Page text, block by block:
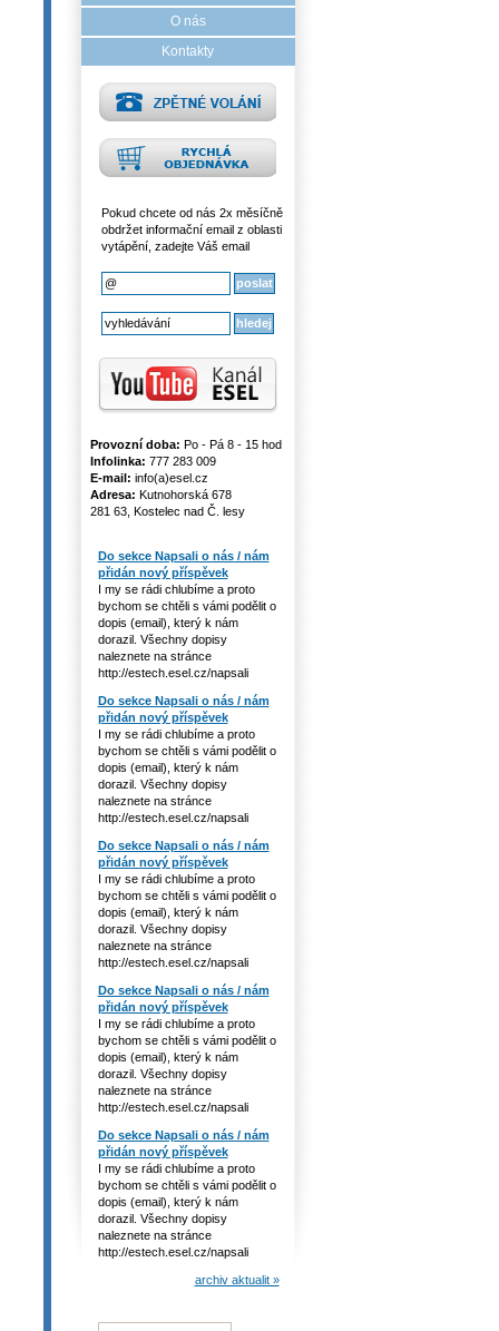
O nás
Kontakty
Pokud chcete od nás 2x měsíčně
obdržet informační email z oblasti
vytápění, zadejte Váš email
Provozní doba: Po - Pá 8 - 15 hod
Infolinka: 777 283 009
E-mail: info(a)esel.cz
Adresa: Kutnohorská 678
281 63, Kostelec nad Č. lesy
Do sekce Napsali o nás / nám
přidán nový příspěvek
I my se rádi chlubíme a proto
bychom se chtěli s vámi podělit o
dopis (email), který k nám
dorazil. Všechny dopisy
naleznete na stránce
http://estech.esel.cz/napsali
Do sekce Napsali o nás / nám
přidán nový příspěvek
I my se rádi chlubíme a proto
bychom se chtěli s vámi podělit o
dopis (email), který k nám
dorazil. Všechny dopisy
naleznete na stránce
http://estech.esel.cz/napsali
Do sekce Napsali o nás / nám
přidán nový příspěvek
I my se rádi chlubíme a proto
bychom se chtěli s vámi podělit o
dopis (email), který k nám
dorazil. Všechny dopisy
naleznete na stránce
http://estech.esel.cz/napsali
Do sekce Napsali o nás / nám
přidán nový příspěvek
I my se rádi chlubíme a proto
bychom se chtěli s vámi podělit o
dopis (email), který k nám
dorazil. Všechny dopisy
naleznete na stránce
http://estech.esel.cz/napsali
Do sekce Napsali o nás / nám
přidán nový příspěvek
I my se rádi chlubíme a proto
bychom se chtěli s vámi podělit o
dopis (email), který k nám
dorazil. Všechny dopisy
naleznete na stránce
http://estech.esel.cz/napsali
archiv aktualit »